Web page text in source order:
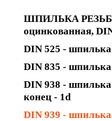
ШПИЛЬКА
оцинкованная,
DIN 525 - шпилька
DIN 835 -
DIN 938 -
конец - 1d
DIN 939 -